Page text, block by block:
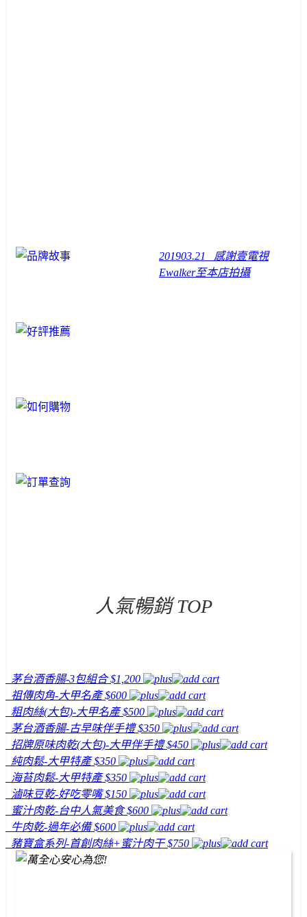
人氣暢銷 TOP
茅台酒香腸-3包組合 $1,200
祖傳肉角-大甲名產 $600
粗肉絲(大包)-大甲名產 $500
茅台酒香腸-古早味伴手禮 $350
招牌原味肉乾(大包)-大甲伴手禮 $450
純肉鬆-大甲特產 $350
海苔肉鬆-大甲特產 $350
滷味豆乾-好吃零嘴 $150
蜜汁肉乾-台中人氣美食 $600
牛肉乾-過年必備 $600
豬寶盒系列-首創肉絲+蜜汁肉干 $750
201903.21
感謝壹電視
Ewalker至本店拍攝